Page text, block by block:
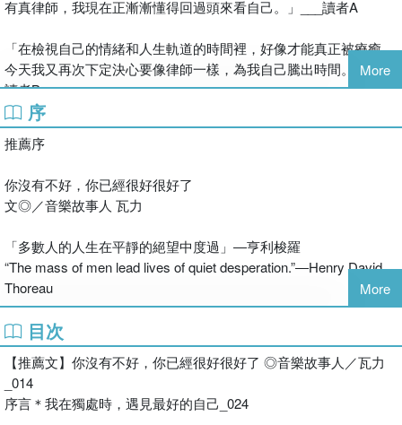
所在。
★你是你人生專案的執行者，這些專案都是為自己量身訂做，不需
要任何人評分。
現在，你確定你的目標是自己真心想達成的？
現在，你探索自己的潛力，感受自己正在改變？
主……
那個「更好」的自己在哪裡？那個「自信」的自己在哪裡？
【重點劃線精華】
__什麼是自己的時間？
◆當我們過著忙碌的日常生活，難免會遇到迷路和四處撞牆的時
候，而自己的專屬時間能讓自己暫時擺脫那些混亂，專注於自己，
把自己擺在優先的位置。
◆不論你如何使用這段時間，比起讓自己一味向前衝，更應該向內
探索自己。
來，幫助她完成夢想的人也是自己。當她為了適應職場生活陷入低
道、出版暢銷書、獲得專利、開發APP等新挑戰的人也是自己。
作者在本書道出自己的專屬時間會為人生帶來什麼變化，以及具體
間，見到她曾經歷過的奇蹟，至今她的冒險仍在進行中。
有隻兔子
2021期間擔任大田出版作品的插畫：《其實，我是個內向的人》
《以為長大就會好了》《你和我之間》《為什麼總是感到很受傷》
《30歲前一定要搞懂的自己》《也許你是真的累了》等書。
歡迎來有隻兔子的IG／臉書玩耍：www.instagram.com/tooooozitw
／www.facebook.com/tooooozitw
譯者簡介
曾晏詩
有真律師，我現在正漸漸懂得回過頭來看自己。」___讀者A
「在檢視自己的情緒和人生軌道的時間裡，好像才能真正被療癒。
今天我又再次下定決心要像律師一樣，為我自己騰出時間。」___
讀者B
「多虧有真，我才領悟到專屬自己的時間、能夠悠哉地做自己想做
的事的時間、不被打擾的獨處時間有多麼幸福，以及從我內心湧上
「在擁有自己的專屬時間後，每一天都是小確幸。真的很感謝作者
More
序
推薦序
你沒有不好，你已經很好很好了
文◎／音樂故事人 瓦力
「多數人的人生在平靜的絕望中度過」―亨利梭羅
“The mass of men lead lives of quiet desperation.”―Henry David
Thoreau
不瞞你說，我有一個長期仰慕的作家。他的生活方式相當奇特，每
天清晨四點半就自動起床，連鬧鐘都不用。起床後泡咖啡，吃完點
心後就開始投入寫作到九點，之後去跑步一個小時。你說這個龜毛
的人是不是瘋了？這個人沒有瘋，這個人叫村上春樹。
長久以來，我一直想要實行村上大叔的生活。不過我大概只實行了
More
目次
【推薦文】你沒有不好，你已經很好很好了 ◎音樂故事人／瓦力
_014
序言＊我在獨處時，遇見最好的自己_024